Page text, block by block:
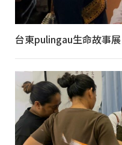
台東pulingau生命故事